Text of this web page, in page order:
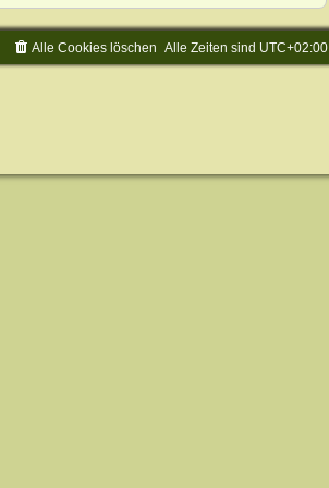
Alle Zeiten sind UTC+02:00
Alle Cookies löschen